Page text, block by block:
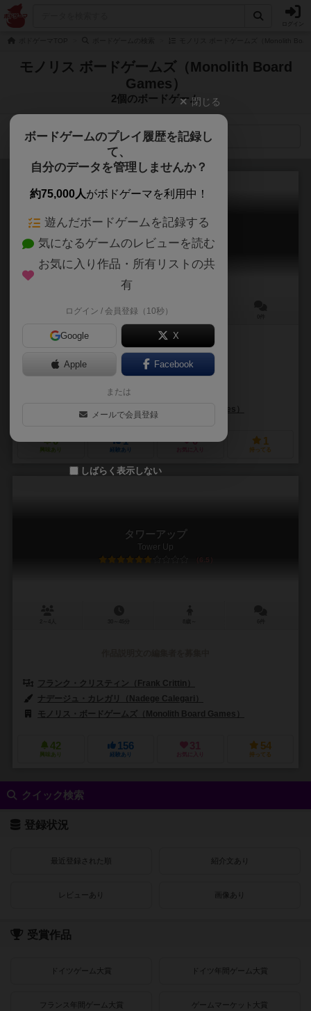
モノリス ボードゲームズ（Monolith Board
Games）
2個のボードゲーム
検索メニュー
ザ・ライン
The Line
10～15分
作品説明文の編集者を募集中
フレデリック・アンリ（Frederic Henry）
メルキオール・アスカリデ（Melchior Ascaride）
モノリス・ボードゲームズ（Monolith Board Games）
0
興味あり
1
経験あり
0 1
持ってる
タワーアップ
Tower Up
6.5
フランク・クリスティン（Frank Crittin）
ナデージュ・カレガリ（Nadege Calegari）
モノリス・ボードゲームズ（Monolith Board Games）
42
興味あり
156
経験あり
31
お気に入り
54
持ってる
クイック検索
登録状況
最近登録された順 紹介文あり
レビューあり 画像あり
受賞作品
ドイツゲーム大賞 ドイツ年間ゲーム大賞
フランス年間ゲーム大賞 ゲームマーケット大賞
閉じる
ボードゲームのプレイ履歴を記録し
て、
自分のデータを管理しませんか？
約75,000人がボドゲーマを利用中！
遊んだボードゲームを記録する
気になるゲームのレビューを読む
お気に入り作品・所有リストの共
有
ログイン / 会員登録（10秒）
Google X
Apple Facebook
または
メールで会員登録
しばらく表示しない